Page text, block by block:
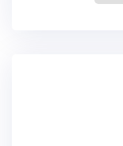
به لینک زیر